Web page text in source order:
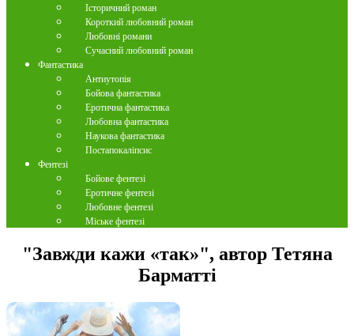
Історичний роман
Короткий любовний роман
Любовні романи
Сучасний любовний роман
Фантастика
Антиутопія
Бойова фантастика
Еротична фантастика
Любовна фантастика
Наукова фантастика
Постапокаліпсис
Фентезі
Бойове фентезі
Еротичне фентезі
Любовне фентезі
Міське фентезі
"Завжди кажи «так»", автор Тетяна
Барматті